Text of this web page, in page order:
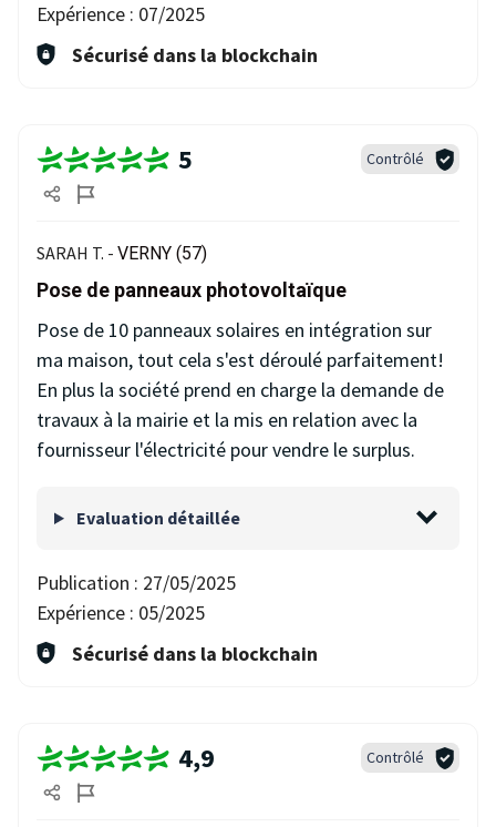
Expérience : 07/2025
Sécurisé dans la blockchain
5 Contrôlé
SARAH T. - VERNY (57)
Pose de panneaux photovoltaïque
Pose de 10 panneaux solaires en intégration sur
ma maison, tout cela s'est déroulé parfaitement!
En plus la société prend en charge la demande de
travaux à la mairie et la mis en relation avec la
fournisseur l'électricité pour vendre le surplus.
Evaluation détaillée
Publication : 27/05/2025
Expérience : 05/2025
Sécurisé dans la blockchain
4,9 Contrôlé